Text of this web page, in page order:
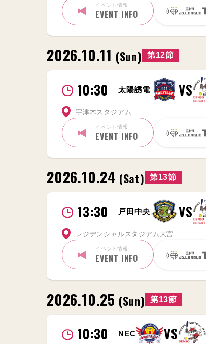
イベント情報
EVENT INFO
2026.10.11 (Sun) 第12節
10:30 太陽誘電 VS
宇津木スタジアム
イベント情報
EVENT INFO
2026.10.24 (Sat) 第13節
13:30 戸田中央 VS
レジデンシャルスタジアム大宮
イベント情報
EVENT INFO
2026.10.25 (Sun) 第13節
10:30 NEC VS